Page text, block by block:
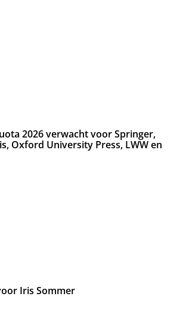
2026 verwacht voor Springer,
Oxford University Press, LWW en
Iris Sommer